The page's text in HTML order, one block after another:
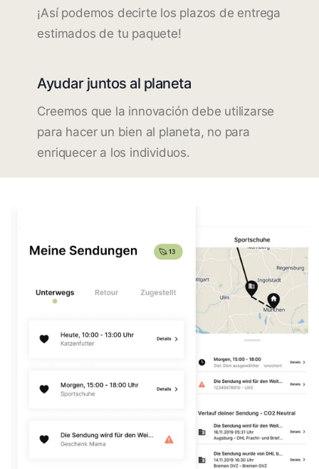
¡Así podemos decirte los plazos de entrega
estimados de tu paquete!
Ayudar juntos al planeta
Creemos que la innovación debe utilizarse
para hacer un bien al planeta, no para
enriquecer a los individuos.